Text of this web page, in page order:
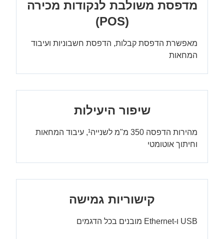
מדפסת משולבת לנקודות מכירה
(POS)
מאפשרת הדפסת קבלות, הדפסת חשבוניות ועיבוד
המחאות
שיפור היעילות
מהירות הדפסה 350 מ"מ לשנייה¹, עיבוד המחאות
וחיתוך אוטומטי
קישוריות גמישה
USB ו-Ethernet מובנים בכל הדגמים